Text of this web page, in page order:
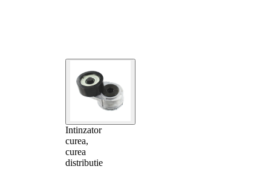
Intinzator
curea,
curea
distributie